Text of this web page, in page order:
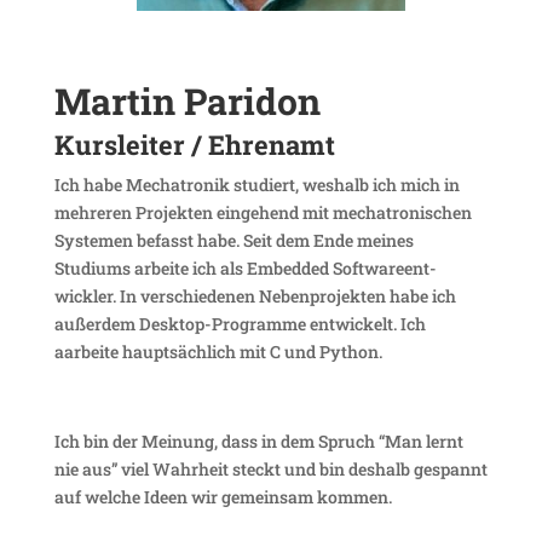
Martin Paridon
Kurs­leiter / Ehrenamt
Ich habe Mecha­tronik studiert, weshalb ich mich in
mehreren Projekten einge­hend mit mecha­tro­ni­schen
Systemen befasst habe. Seit dem Ende meines
Studiums arbeite ich als Embedded Soft­ware­ent­
wickler. In verschie­denen Neben­pro­jekten habe ich
außerdem Desktop-Programme entwi­ckelt. Ich
aarbeite haupt­säch­lich mit C und Python.
Ich bin der Meinung, dass in dem Spruch “Man lernt
nie aus” viel Wahr­heit steckt und bin deshalb gespannt
auf welche Ideen wir gemeinsam kommen.